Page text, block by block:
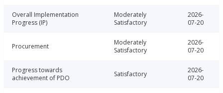
Overall Implementation
Progress (IP)
Moderately
Satisfactory
2026-
07-20
Procurement
Moderately
Satisfactory
2026-
07-20
Progress towards
achievement of PDO
Satisfactory
2026-
07-20